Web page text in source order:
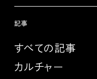
記事
すべての記事
カルチャー